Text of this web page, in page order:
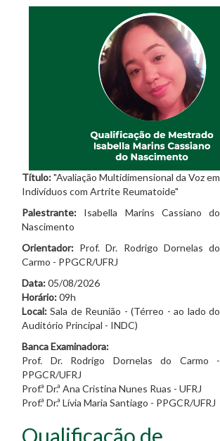
Título:"Avaliação Multidimensional da Voz em
Indivíduos com Artrite Reumatoide"
Palestrante: Isabella Marins Cassiano do
Nascimento
Orientador: Prof. Dr. Rodrigo Dornelas do
Carmo - PPGCR/UFRJ
Data:05/08/2026
Horário:09h
Local: Sala de Reunião - (Térreo - ao lado do
Auditório Principal - INDC)
Banca Examinadora:
Prof. Dr. Rodrigo Dornelas do Carmo -
PPGCR/UFRJ
Prof.ª Dr.ª Ana Cristina Nunes Ruas - UFRJ
Prof.ª Dr.ª Lívia Maria Santiago - PPGCR/UFRJ
Qualificação de